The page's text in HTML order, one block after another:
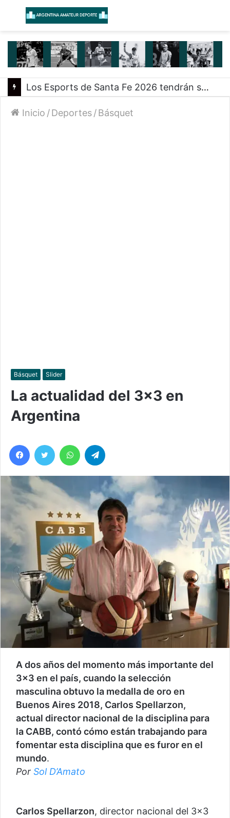
Menú
Los Esports de Santa Fe 2026 tendrán su primer evento presencial en Rosario
Inicio /Deportes/Básquet
Básquet Slider
La actualidad del 3×3 en
Argentina
Facebook
Twitter WhatsApp
A dos años del momento más importante del
3×3 en el país, cuando la selección
masculina obtuvo la medalla de oro en
Buenos Aires 2018, Carlos Spellarzon,
actual director nacional de la disciplina para
la CABB, contó cómo están trabajando para
fomentar esta disciplina que es furor en el
mundo.
Por Sol D’Amato
Carlos Spellarzon, director nacional del 3×3